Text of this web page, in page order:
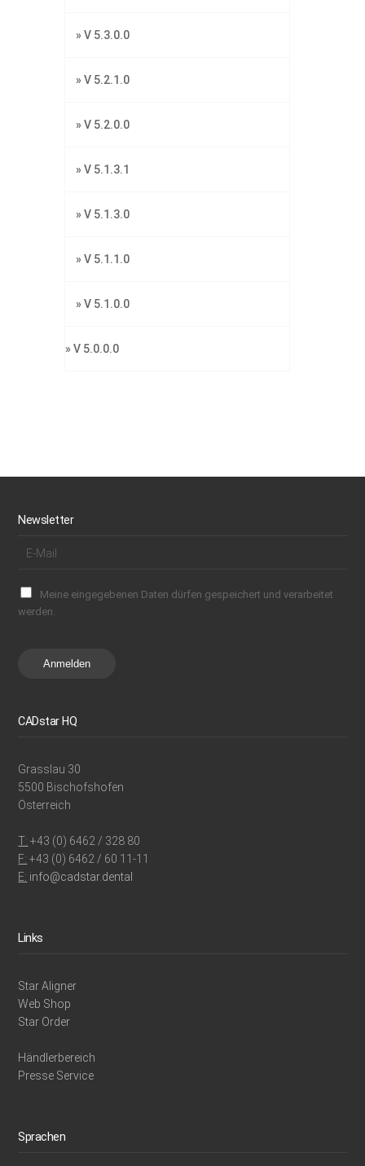
» V 5.3.0.0
» V 5.2.1.0
» V 5.2.0.0
» V 5.1.3.1
» V 5.1.3.0
» V 5.1.1.0
» V 5.1.0.0
» V 5.0.0.0
Newsletter
Meine eingegebenen Daten dürfen gespeichert und verarbeitet
werden.
Anmelden
CADstar HQ
Grasslau 30
5500 Bischofshofen
Österreich
T: +43 (0) 6462 / 328 80
F: +43 (0) 6462 / 60 11-11
E: info@cadstar.dental
Links
Star Aligner
Web Shop
Star Order
Händlerbereich
Presse Service
Sprachen